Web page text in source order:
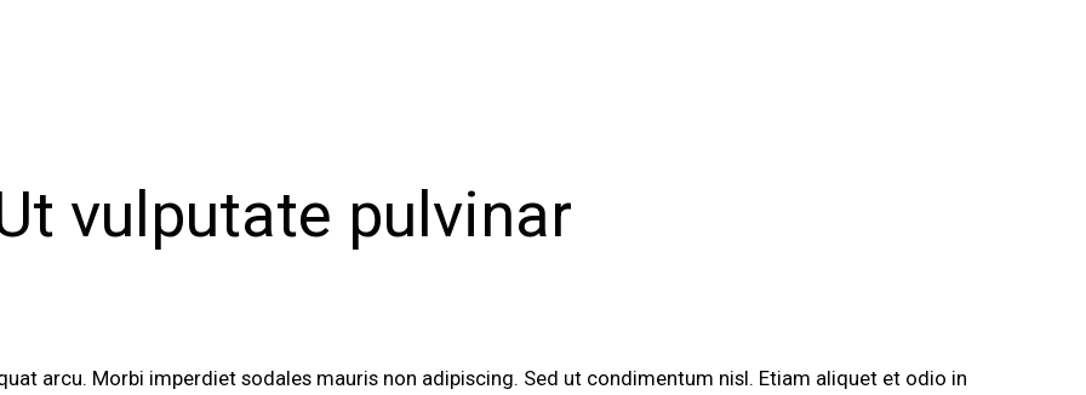
vulputate pulvinar
arcu. Morbi imperdiet sodales mauris non adipiscing. Sed ut condimentum nisl. Etiam aliquet et odio in